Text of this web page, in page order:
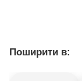
Поширити в: